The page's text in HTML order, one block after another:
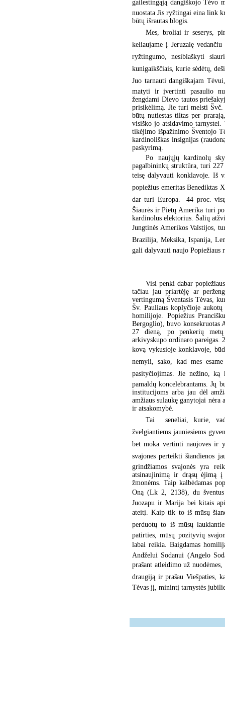
gailestingąją dangiškojo Tėvo
nuostata Jis ryžtingai eina link
būtų išrautas blogis.
Mes, broliai ir seserys,
keliaujame į Jeruzalę
ryžtingumo, nesiblaškyti
kunigaikščiais, kurie sėdėtų,
Juo tarnauti dangiškajam
matyti ir įvertinti pasaulio
žengdami Dievo tautos
prisikėlimą. Jie turi melsti Švč.
būtų nutiestas tiltas per
visiško jo atsidavimo tarnystei.
tikėjimo išpažinimo Šventojo
kardinoliškas insignijas
paskyrimą.
Po naujųjų kardinolų
pagalbininkų struktūra, turi
teisę dalyvauti konklavoje. Iš
popiežius emeritas Benediktas
dar turi Europa.  44 proc.
Šiaurės ir Pietų Amerika turi
kardinolus elektorius. Šalių
Jungtinės Amerikos Valstijos,
Brazilija, Meksika, Ispanija,
gali dalyvauti naujo
Visi penki dabar
tačiau jau priartėję ar
vertingumą Šventasis Tėvas,
Šv. Pauliaus koplyčioje
homilijoje. Popiežius
Bergoglio), buvo konsekruotas
27 dieną, po penkerių metų
arkivyskupo ordinaro pareigas.
kovą vykusioje konklavoje,
nemyli, sako, kad mes
pasityčiojimas. Jie nežino, ką
pamaldų koncelebrantams. Jų
institucijoms arba jau dėl
amžiaus sulaukę ganytojai
ir atsakomybė.
Tai  seneliai, kurie,
žvelgiantiems jauniesiems
bet moka vertinti naujoves ir
svajones perteikti šiandienos
grindžiamos svajonės yra
atsinaujinimą ir drąsų ėjimą į
žmonėms. Taip kalbėdamas
Oną (Lk 2, 2138), du
Juozapu ir Marija bei kitais
ateitį. Kaip tik to iš mūsų
perduotų to iš mūsų
patirties, mūsų pozityvių
labai reikia. Baigdamas
Andželui Sodanui (Angelo
prašant atleidimo už
draugiją ir prašau Viešpaties,
Tėvas jį, minintį tarnystės